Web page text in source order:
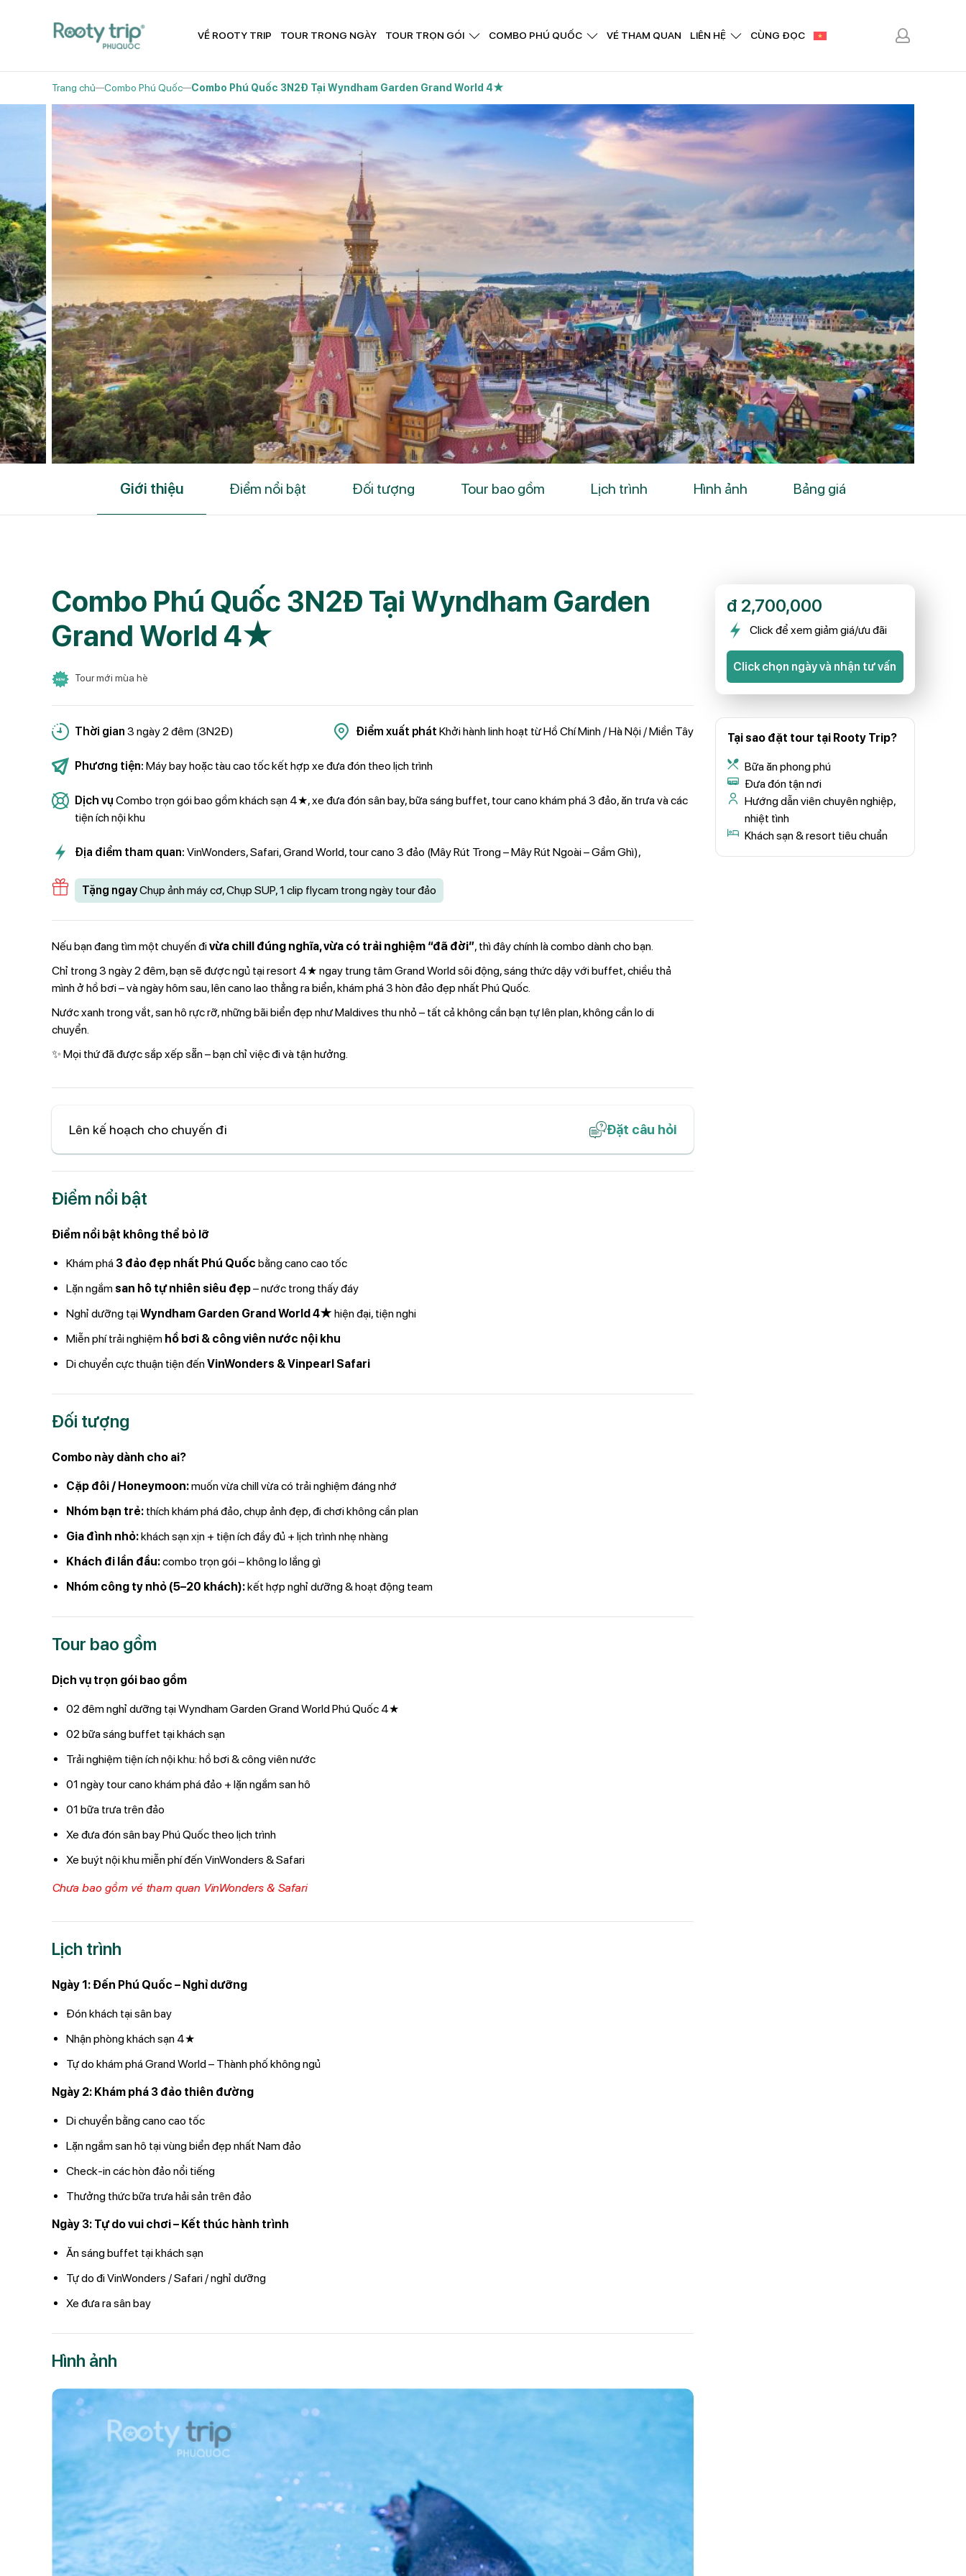
VỀ ROOTY TRIP TOUR TRONG NGÀY TOUR TRỌN GÓI COMBO PHÚ QUỐC VÉ THAM QUAN LIÊN HỆ CÙNG ĐỌC
Trang chủ Combo Phú Quốc Combo Phú Quốc 3N2Đ Tại Wyndham Garden Grand World 4★
Giới thiệu Điểm nổi bật Đối tượng Tour bao gồm Lịch trình Hình ảnh Bảng giá
Combo Phú Quốc 3N2Đ Tại Wyndham Garden
Grand World 4★
Tour mới mùa hè
Thời gian 3 ngày 2 đêm (3N2Đ) Điểm xuất phát Khởi hành linh hoạt từ Hồ Chí Minh / Hà Nội / Miền Tây
Phương tiện: Máy bay hoặc tàu cao tốc kết hợp xe đưa đón theo lịch trình
Dịch vụ Combo trọn gói bao gồm khách sạn 4★, xe đưa đón sân bay, bữa sáng buffet, tour cano khám phá 3 đảo, ăn trưa và các
tiện ích nội khu
Địa điểm tham quan: VinWonders, Safari, Grand World, tour cano 3 đảo (Mây Rút Trong – Mây Rút Ngoài – Gầm Ghì),
Tặng ngayChụp ảnh máy cơ, Chụp SUP, 1 clip flycam trong ngày tour đảo
Nếu bạn đang tìm một chuyến đivừa chill đúng nghĩa, vừa có trải nghiệm “đã đời”, thì đây chính là combo dành cho bạn.
Chỉ trong 3 ngày 2 đêm, bạn sẽ được ngủ tại resort 4★ ngay trung tâm Grand World sôi động, sáng thức dậy với buffet, chiều thả
mình ở hồ bơi – và ngày hôm sau, lên cano lao thẳng ra biển, khám phá 3 hòn đảo đẹp nhất Phú Quốc.
Nước xanh trong vắt, san hô rực rỡ, những bãi biển đẹp như Maldives thu nhỏ – tất cả không cần bạn tự lên plan, không cần lo di
chuyển.
✨ Mọi thứ đã được sắp xếp sẵn – bạn chỉ việc đi và tận hưởng.
Lên kế hoạch cho chuyến đi Đặt câu hỏi
Điểm nổi bật
Điểm nổi bật không thể bỏ lỡ
Khám phá 3 đảo đẹp nhất Phú Quốc bằng cano cao tốc
Lặn ngắm san hô tự nhiên siêu đẹp– nước trong thấy đáy
Nghỉ dưỡng tạiWyndham Garden Grand World 4★hiện đại, tiện nghi
Miễn phí trải nghiệm hồ bơi & công viên nước nội khu
Di chuyển cực thuận tiện đếnVinWonders & Vinpearl Safari
Đối tượng
Combo này dành cho ai?
Cặp đôi / Honeymoon:muốn vừa chill vừa có trải nghiệm đáng nhớ
Nhóm bạn trẻ: thích khám phá đảo, chụp ảnh đẹp, đi chơi không cần plan
Gia đình nhỏ:khách sạn xịn + tiện ích đầy đủ + lịch trình nhẹ nhàng
Khách đi lần đầu:combo trọn gói – không lo lắng gì
Nhóm công ty nhỏ (5–20 khách):kết hợp nghỉ dưỡng & hoạt động team
Tour bao gồm
Dịch vụ trọn gói bao gồm
02 đêm nghỉ dưỡng tại Wyndham Garden Grand World Phú Quốc 4★
02 bữa sáng buffet tại khách sạn
Trải nghiệm tiện ích nội khu: hồ bơi & công viên nước
01 ngày tour cano khám phá đảo + lặn ngắm san hô
01 bữa trưa trên đảo
Xe đưa đón sân bay Phú Quốc theo lịch trình
Xe buýt nội khu miễn phí đến VinWonders & Safari
Chưa bao gồm vé tham quan VinWonders & Safari
Lịch trình
Ngày 1: Đến Phú Quốc – Nghỉ dưỡng
Đón khách tại sân bay
Nhận phòng khách sạn 4★
Tự do khám phá Grand World – Thành phố không ngủ
Ngày 2: Khám phá 3 đảo thiên đường
Di chuyển bằng cano cao tốc
Lặn ngắm san hô tại vùng biển đẹp nhất Nam đảo
Check-in các hòn đảo nổi tiếng
Thưởng thức bữa trưa hải sản trên đảo
Ngày 3: Tự do vui chơi – Kết thúc hành trình
Ăn sáng buffet tại khách sạn
Tự do đi VinWonders / Safari / nghỉ dưỡng
Xe đưa ra sân bay
Hình ảnh
đ 2,700,000
Click để xem giảm giá/ưu đãi
Click chọn ngày và nhận tư vấn
Tại sao đặt tour tại Rooty Trip?
Bữa ăn phong phú
Đưa đón tận nơi
Hướng dẫn viên chuyên nghiệp,
nhiệt tình
Khách sạn & resort tiêu chuẩn